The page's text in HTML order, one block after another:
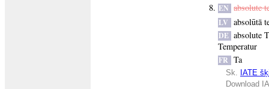
EN absolute
LV absolūtā
DE absolute
Temperatur
FR Ta
Sk. IATE
Download